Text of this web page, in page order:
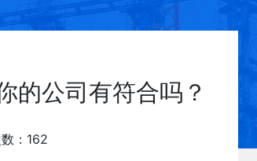
的公司有符合吗？
：162